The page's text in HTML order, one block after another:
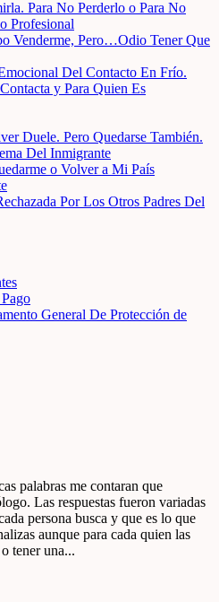
Para No Perderlo o Para No
Profesional
Venderme, Pero…Odio Tener Que
Del Contacto En Frío.
y Para Quien Es
Duele. Pero Quedarse También.
Del Inmigrante
o Volver a Mi País
Por Los Otros Padres Del
General De Protección de
palabras me contaran que
Las respuestas fueron variadas
persona busca y que es lo que
aunque para cada quien las
tener una...